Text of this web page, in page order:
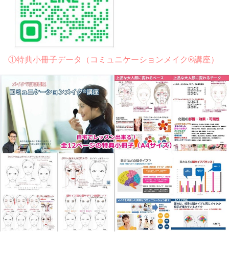
①特典小冊子データ（コミュニケーションメイク®講座）